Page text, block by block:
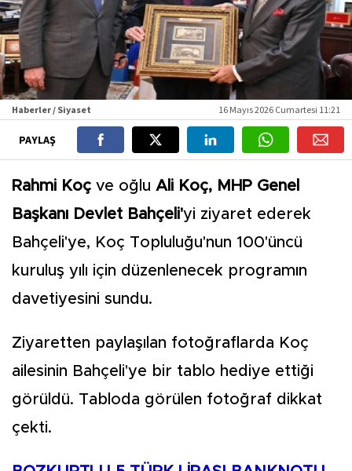
Haberler / Siyaset 16 Mayıs 2026 Cumartesi 11:21
PAYLAŞ
Rahmi Koç ve oğlu Ali Koç, MHP Genel
Başkanı Devlet Bahçeli'yi ziyaret ederek
Bahçeli'ye, Koç Topluluğu'nun 100'üncü
kuruluş yılı için düzenlenecek programın
davetiyesini sundu.
Ziyaretten paylaşılan fotoğraflarda Koç
ailesinin Bahçeli'ye bir tablo hediye ettiği
görüldü. Tabloda görülen fotoğraf dikkat
çekti.